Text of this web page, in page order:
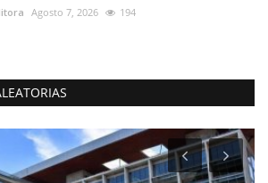
Agosto 7, 2026 194